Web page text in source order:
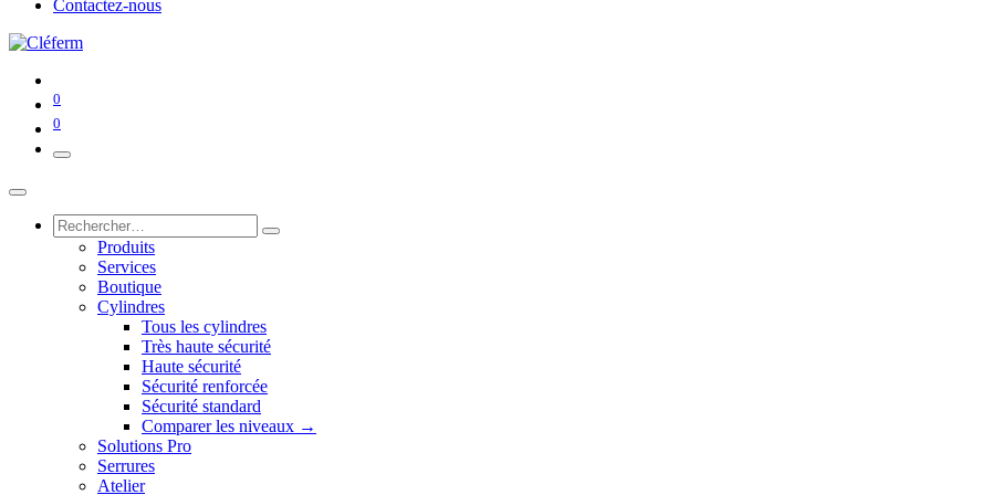
Contactez-nous
0
0
Produits
Services
Boutique
Cylindres
Tous les cylindres
Très haute sécurité
Haute sécurité
Sécurité renforcée
Sécurité standard
Comparer les niveaux →
Solutions Pro
Serrures
Atelier